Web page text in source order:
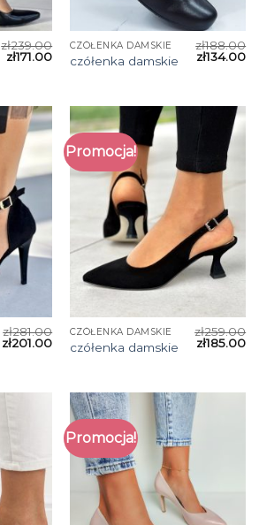
zł239.00
zł171.00
CZÓŁENKA DAMSKIE
czółenka damskie
zł188.00
zł134.00
zł281.00
zł201.00
Promocja!
CZÓŁENKA DAMSKIE
czółenka damskie
zł259.00
zł185.00
Promocja!